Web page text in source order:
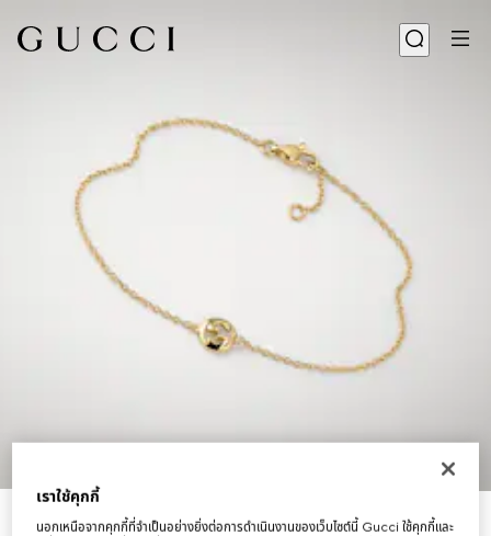
สร้อยข้อมือ Gucci Interlocking 18k chain bracelet
เราใช้คุกกี้
นอกเหนือจากคุกกี้ที่จำเป็นอย่างยิ่งต่อการดำเนินงานของเว็บไซต์นี้ Gucci ใช้คุกกี้และ